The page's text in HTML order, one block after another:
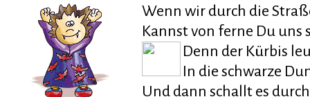
Wenn wir durch die
Kannst von ferne Du uns
Denn der Kürbis
In die schwarze
Und dann schallt es